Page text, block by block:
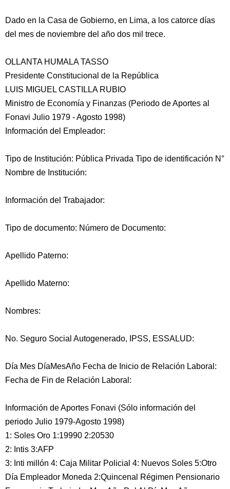
Dado en la Casa de Gobierno, en Lima, a los catorce días
del mes de noviembre del año dos mil trece.
OLLANTA HUMALA TASSO
Presidente Constitucional de la República
LUIS MIGUEL CASTILLA RUBIO
Ministro de Economía y Finanzas (Periodo de Aportes al
Fonavi Julio 1979 - Agosto 1998)
Información del Empleador:
Tipo de Institución: Pública Privada Tipo de identificación N°
Nombre de Institución:
Información del Trabajador:
Tipo de documento: Número de Documento:
Apellido Paterno:
Apellido Materno:
Nombres:
No. Seguro Social Autogenerado, IPSS, ESSALUD:
Día Mes DíaMesAño Fecha de Inicio de Relación Laboral:
Fecha de Fin de Relación Laboral:
Información de Aportes Fonavi (Sólo información del
periodo Julio 1979-Agosto 1998)
1: Soles Oro 1:19990 2:20530
2: Intis 3:AFP
3: Inti millón 4: Caja Militar Policial 4: Nuevos Soles 5:Otro
Día Empleador Moneda 2:Quincenal Régimen Pensionario